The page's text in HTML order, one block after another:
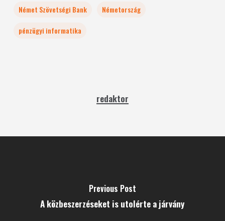
Német Szövetségi Bank
Németország
pénzügyi informatika
redaktor
Previous Post
A közbeszerzéseket is utolérte a járvány